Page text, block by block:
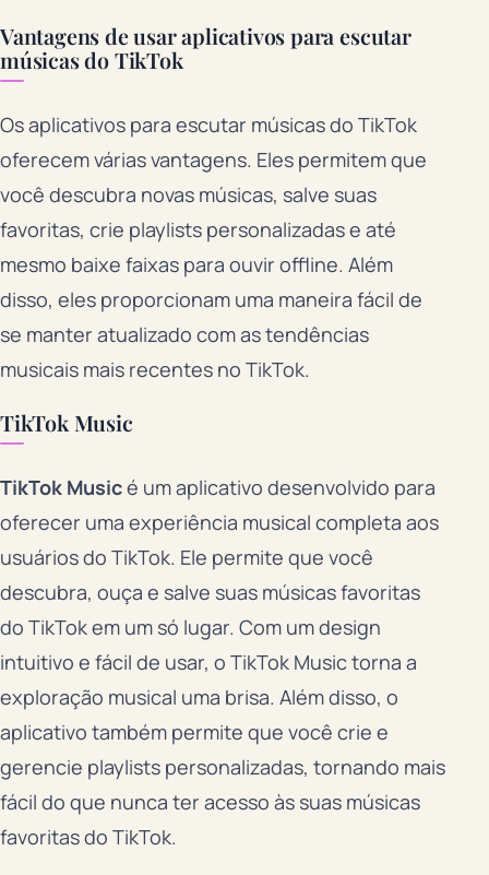
Vantagens de usar aplicativos para escutar
músicas do TikTok
Os aplicativos para escutar músicas do TikTok
oferecem várias vantagens. Eles permitem que
você descubra novas músicas, salve suas
favoritas, crie playlists personalizadas e até
mesmo baixe faixas para ouvir offline. Além
disso, eles proporcionam uma maneira fácil de
se manter atualizado com as tendências
musicais mais recentes no TikTok.
TikTok Music
TikTok Musicé um aplicativo desenvolvido para
oferecer uma experiência musical completa aos
usuários do TikTok. Ele permite que você
descubra, ouça e salve suas músicas favoritas
do TikTok em um só lugar. Com um design
intuitivo e fácil de usar, o TikTok Music torna a
exploração musical uma brisa. Além disso, o
aplicativo também permite que você crie e
gerencie playlists personalizadas, tornando mais
fácil do que nunca ter acesso às suas músicas
favoritas do TikTok.